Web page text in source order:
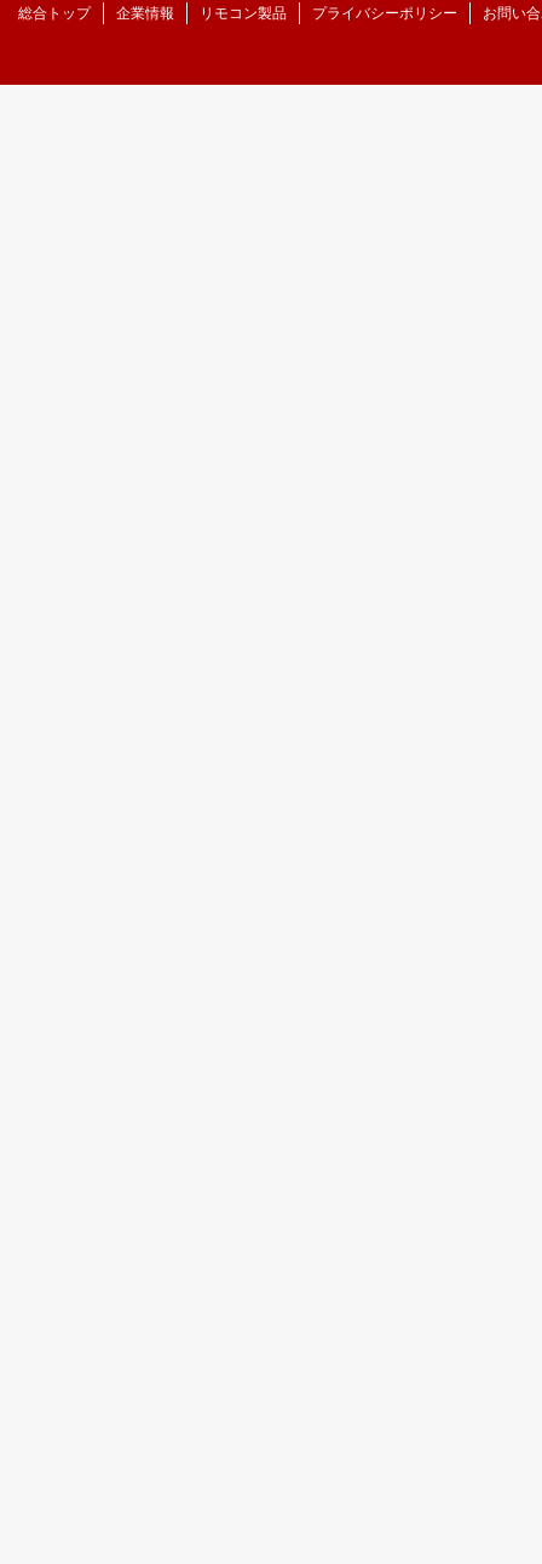
総合トップ 企業情報 リモコン製品 プライバシーポリシー お問い